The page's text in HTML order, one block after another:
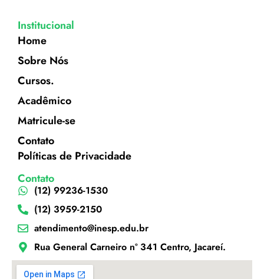
Institucional
Home
Sobre Nós
Cursos.
Acadêmico
Matricule-se
Contato
Políticas de Privacidade
Contato
(12) 99236-1530
(12) 3959-2150
atendimento@inesp.edu.br
Rua General Carneiro nº 341 Centro, Jacareí.